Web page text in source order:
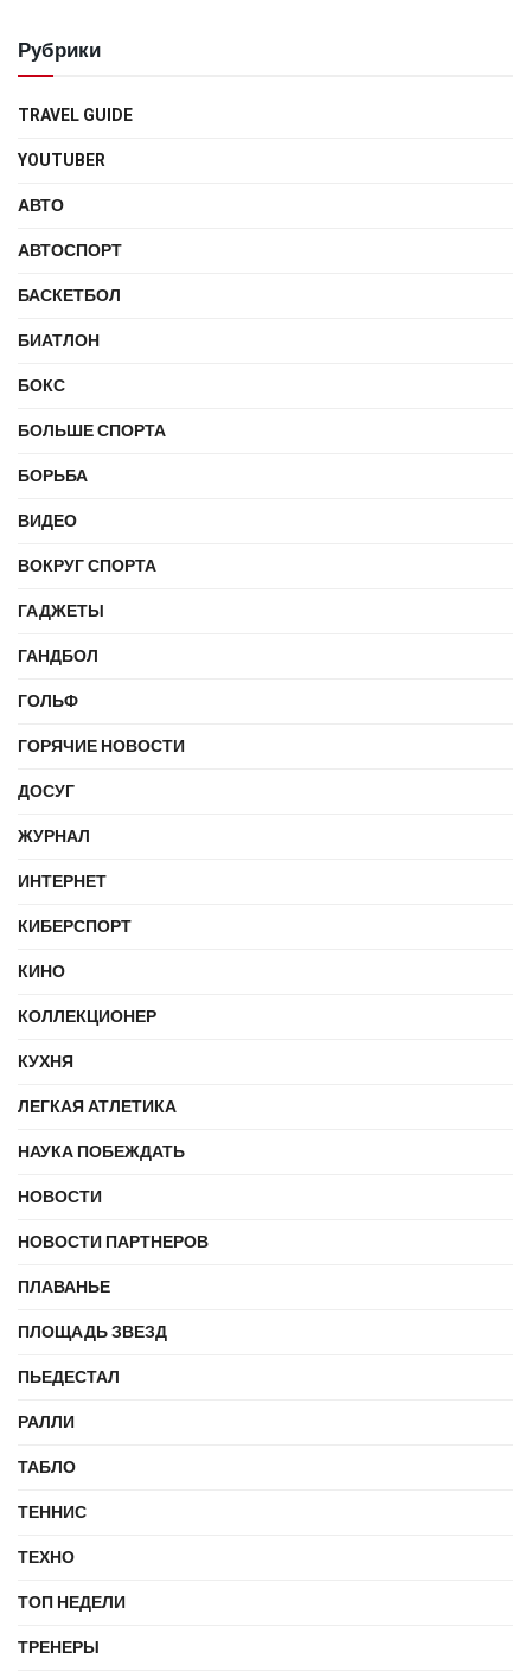
Рубрики
TRAVEL GUIDE
YOUTUBER
АВТО
АВТОСПОРТ
БАСКЕТБОЛ
БИАТЛОН
БОКС
БОЛЬШЕ СПОРТА
БОРЬБА
ВИДЕО
ВОКРУГ СПОРТА
ГАДЖЕТЫ
ГАНДБОЛ
ГОЛЬФ
ГОРЯЧИЕ НОВОСТИ
ДОСУГ
ЖУРНАЛ
ИНТЕРНЕТ
КИБЕРСПОРТ
КИНО
КОЛЛЕКЦИОНЕР
КУХНЯ
ЛЕГКАЯ АТЛЕТИКА
НАУКА ПОБЕЖДАТЬ
НОВОСТИ
НОВОСТИ ПАРТНЕРОВ
ПЛАВАНЬЕ
ПЛОЩАДЬ ЗВЕЗД
ПЬЕДЕСТАЛ
РАЛЛИ
ТАБЛО
ТЕННИС
ТЕХНО
ТОП НЕДЕЛИ
ТРЕНЕРЫ